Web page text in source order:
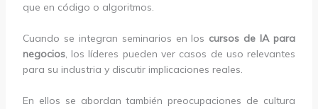
que en código o algoritmos.
Cuando se integran seminarios en los cursos de IA para
negocios, los líderes pueden ver casos de uso relevantes
para su industria y discutir implicaciones reales.
En ellos se abordan también preocupaciones de cultura